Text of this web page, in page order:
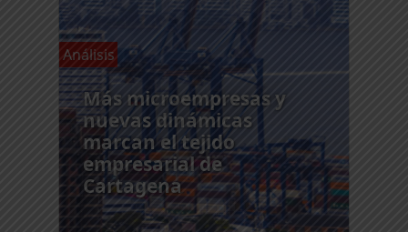
Análisis
Más microempresas y
nuevas dinámicas
marcan el tejido
empresarial de
Cartagena